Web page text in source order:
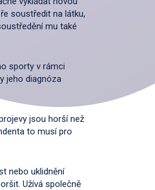
soustředit na látku,
mu také
sporty v rámci
jeho diagnóza
jsou horší než
to musí pro
nebo uklidnění
Užívá společně